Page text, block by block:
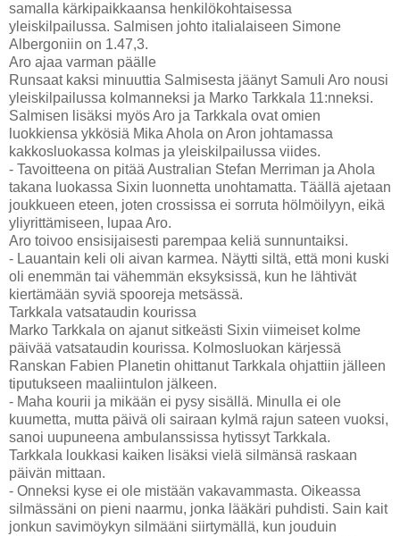
samalla kärkipaikkaansa henkilökohtaisessa
yleiskilpailussa. Salmisen johto italialaiseen Simone
Albergoniin on 1.47,3.
Aro ajaa varman päälle
Runsaat kaksi minuuttia Salmisesta jäänyt Samuli Aro nousi
yleiskilpailussa kolmanneksi ja Marko Tarkkala 11:nneksi.
Salmisen lisäksi myös Aro ja Tarkkala ovat omien
luokkiensa ykkösiä Mika Ahola on Aron johtamassa
kakkosluokassa kolmas ja yleiskilpailussa viides.
- Tavoitteena on pitää Australian Stefan Merriman ja Ahola
takana luokassa Sixin luonnetta unohtamatta. Täällä ajetaan
joukkueen eteen, joten crossissa ei sorruta hölmöilyyn, eikä
yliyrittämiseen, lupaa Aro.
Aro toivoo ensisijaisesti parempaa keliä sunnuntaiksi.
- Lauantain keli oli aivan karmea. Näytti siltä, että moni kuski
oli enemmän tai vähemmän eksyksissä, kun he lähtivät
kiertämään syviä spooreja metsässä.
Tarkkala vatsataudin kourissa
Marko Tarkkala on ajanut sitkeästi Sixin viimeiset kolme
päivää vatsataudin kourissa. Kolmosluokan kärjessä
Ranskan Fabien Planetin ohittanut Tarkkala ohjattiin jälleen
tiputukseen maaliintulon jälkeen.
- Maha kourii ja mikään ei pysy sisällä. Minulla ei ole
kuumetta, mutta päivä oli sairaan kylmä rajun sateen vuoksi,
sanoi uupuneena ambulanssissa hytissyt Tarkkala.
Tarkkala loukkasi kaiken lisäksi vielä silmänsä raskaan
päivän mittaan.
- Onneksi kyse ei ole mistään vakavammasta. Oikeassa
silmässäni on pieni naarmu, jonka lääkäri puhdisti. Sain kait
jonkun savimöykyn silmääni siirtymällä, kun jouduin